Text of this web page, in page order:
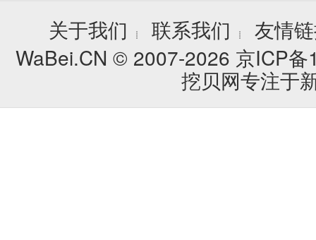
关于我们
┊ 联系我们 ┊
友情
WaBei.CN © 2007-2026 京ICP
挖贝网专注于